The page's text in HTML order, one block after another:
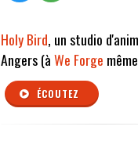
Holy Bird, un studio
Angers (àWe Forge
ÉCOUTEZ